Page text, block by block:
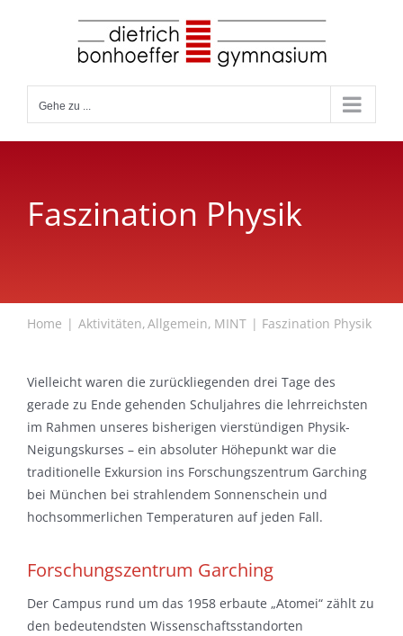
Gehe zu ...
Faszination Physik
Home Aktivitäten Allgemein MINT Faszination Physik
Vielleicht waren die zurückliegenden drei Tage des
gerade zu Ende gehenden Schuljahres die lehrreichsten
im Rahmen unseres bisherigen vierstündigen Physik-
Neigungskurses – ein absoluter Höhepunkt war die
traditionelle Exkursion ins Forschungszentrum Garching
bei München bei strahlendem Sonnenschein und
hochsommerlichen Temperaturen auf jeden Fall.
Forschungszentrum Garching
Der Campus rund um das 1958 erbaute „Atomei“ zählt zu
den bedeutendsten Wissenschaftsstandorten